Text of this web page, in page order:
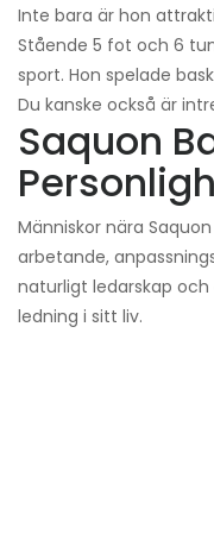
Inte bara är hon
Stående 5 fot och 6
sport. Hon spelade
Du kanske också är
Saquon
Människor nära
arbetande,
naturligt ledarskap
ledning i sitt liv.